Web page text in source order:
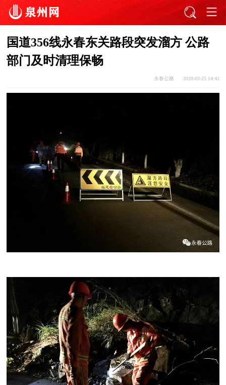
国道356线永春东关路段突发溜方 公路
部门及时清理保畅
永春公路 2020-03-25 14:41